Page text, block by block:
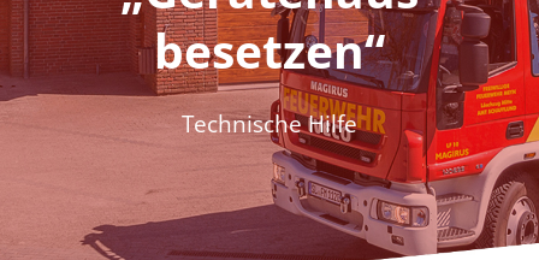
Fördern & Spenden
Historie
Jugendfeuerwehr
Kontakt
besetzen“
Technische Hilfe